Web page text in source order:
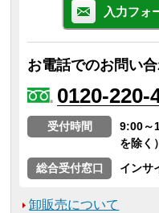
入力フォ
お電話でのお問い
0120-220-
受付時間
9:00～
を除く）
総合受付窓口
インサ
卸販売について